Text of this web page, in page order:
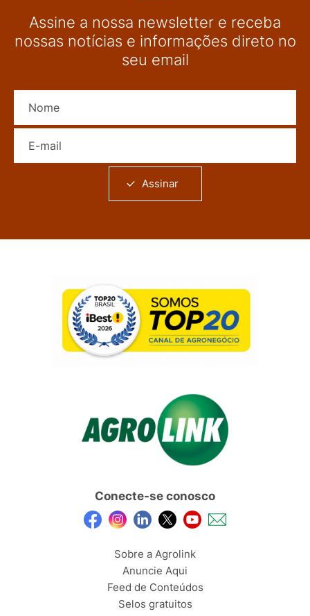
Assine a nossa newsletter e receba
nossas notícias e informações direto no
seu email
Assinar
Conecte-se conosco
Sobre a Agrolink
Anuncie Aqui
Feed de Conteúdos
Selos gratuitos